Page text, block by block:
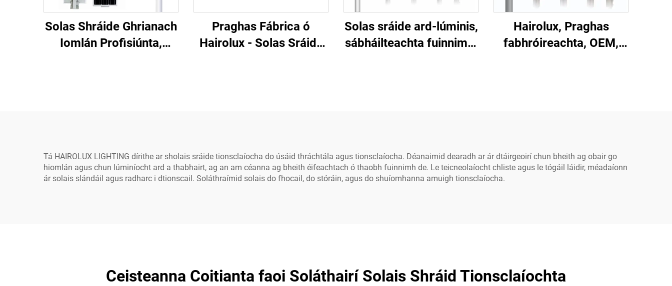
Solas Shráide Ghrianach
Iomlán Profisiúnta,
Praghas Fábrica ó
Hairolux - Solas Sráide
Solas sráide ard-lúminis,
sábháilteachta fuinnimh,
Hairolux, Praghas
fabhróireachta, OEM,
Tá HAIROLUX LIGHTING dírithe ar sholais sráide tionsclaíocha do úsáid thráchtála agus tionsclaíocha. Déanaimid dearadh ar ár dtáirgeoirí chun bheith ag obair go
hiomlán agus chun lúminíocht ard a thabhairt, ag an am céanna ag bheith éifeachtach ó thaobh fuinnimh de. Le teicneolaíocht chliste agus le tógáil láidir, méadaíonn
ár solais slándáil agus radharc i dtionscail. Soláthraímid solais do fhocail, do stóráin, agus do shuíomhanna amuigh tionsclaíocha.
Ceisteanna Coitianta faoi Soláthairí Solais Shráid Tionsclaíochta